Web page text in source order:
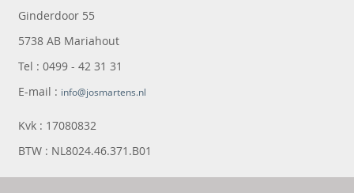
Ginderdoor 55
5738 AB Mariahout
Tel : 0499 - 42 31 31
E-mail : info@josmartens.nl
Kvk : 17080832
BTW : NL8024.46.371.B01